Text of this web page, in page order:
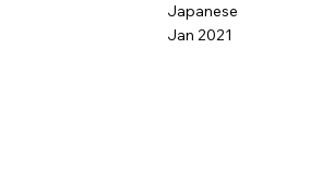
Japanese
Jan 2021